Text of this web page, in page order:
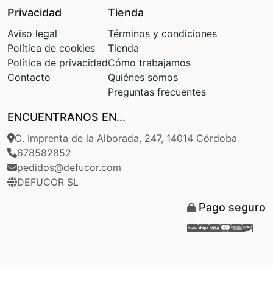
Privacidad
Aviso legal
Política de cookies
Política de privacidad
Contacto
Tienda
Términos y condiciones
Tienda
Cómo trabajamos
Quiénes somos
Preguntas frecuentes
ENCUENTRANOS EN...
C. Imprenta de la Alborada, 247, 14014 Córdoba
678582852
pedidos@defucor.com
DEFUCOR SL
Pago seguro
Paypal
Stripe
Visa